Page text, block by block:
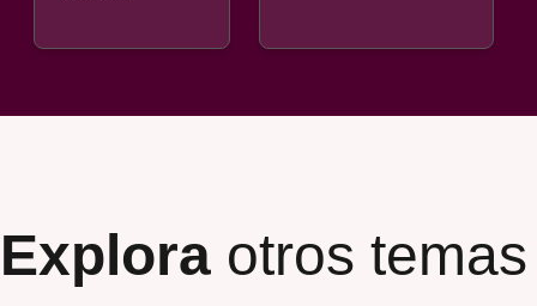
Explora otros temas